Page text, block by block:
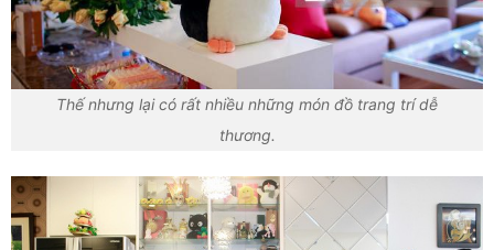
Thế nhưng lại có rất nhiều những món đồ trang trí dễ
thương.